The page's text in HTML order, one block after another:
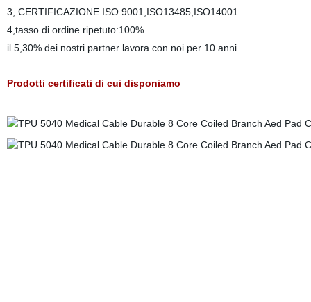
3, CERTIFICAZIONE ISO 9001,ISO13485,ISO14001
4,tasso di ordine ripetuto:100%
il 5,30% dei nostri partner lavora con noi per 10 anni
Prodotti certificati di cui disponiamo